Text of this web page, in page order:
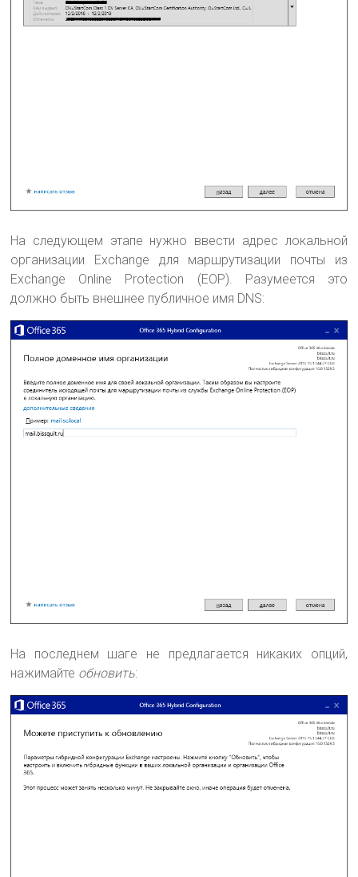
На следующем этапе нужно ввести адрес локальной
организации Exchange для маршрутизации почты из
Exchange Online Protection (EOP). Разумеется это
должно быть внешнее публичное имя DNS:
На последнем шаге не предлагается никаких опций,
нажимайте обновить: